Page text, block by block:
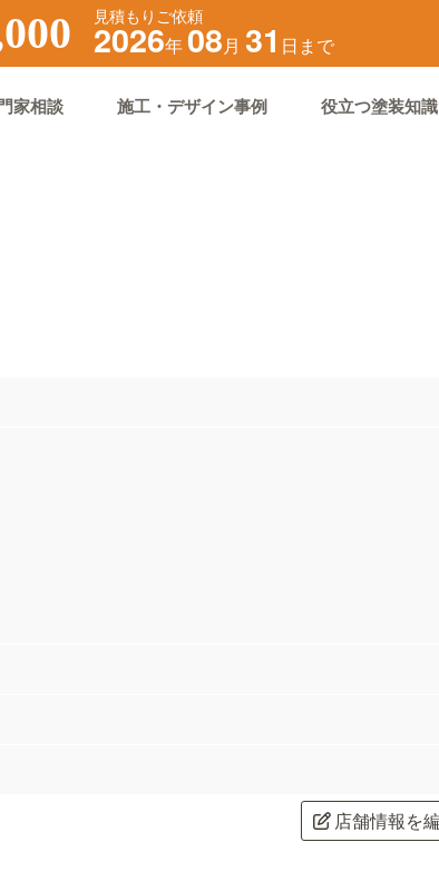
見積もりご依頼
2026年08月 31 日まで
家相談 施工・デザイン事例 役立つ塗装知識
店舗情報を